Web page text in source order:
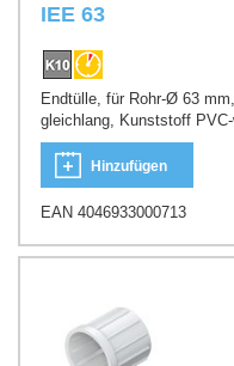
IEE 63
Endtülle, für Rohr-Ø 63
gleichlang, Kunststoff
Hinzufügen
EAN 4046933000713